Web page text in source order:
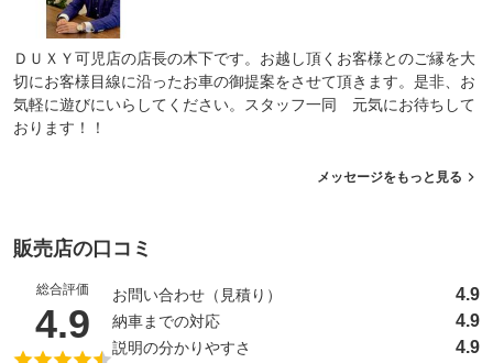
ＤＵＸＹ可児店の店長の木下です。お越し頂くお客様とのご縁を大
切にお客様目線に沿ったお車の御提案をさせて頂きます。是非、お
気軽に遊びにいらしてください。スタッフ一同 元気にお待ちして
おります！！
メッセージをもっと見る
販売店の口コミ
総合評価
4.9 （5点満点中）
お問い合わせ（見積り） 4.9
納車までの対応 4.9
説明の分かりやすさ 4.9